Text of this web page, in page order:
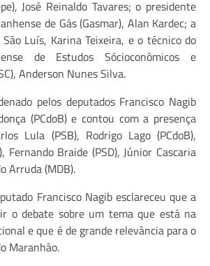
José Reinaldo Tavares; o presidente
de Gás (Gasmar), Alan Kardec; a
Luís, Karina Teixeira, e o técnico do
de Estudos Sócioconômicos e
Anderson Nunes Silva.
pelos deputados Francisco Nagib
(PCdoB) e contou com a presença
Lula (PSB), Rodrigo Lago (PCdoB),
Fernando Braide (PSD), Júnior Cascaria
Arruda (MDB).
Francisco Nagib esclareceu que a
o debate sobre um tema que está na
e que é de grande relevância para o
Maranhão.